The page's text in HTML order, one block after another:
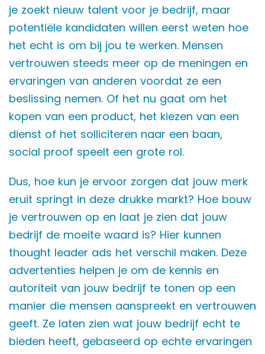
je zoekt nieuw talent voor je bedrijf, maar
potentiële kandidaten willen eerst weten hoe
het echt is om bij jou te werken. Mensen
vertrouwen steeds meer op de meningen en
ervaringen van anderen voordat ze een
beslissing nemen. Of het nu gaat om het
kopen van een product, het kiezen van een
dienst of het solliciteren naar een baan,
social proof speelt een grote rol.
Dus, hoe kun je ervoor zorgen dat jouw merk
eruit springt in deze drukke markt? Hoe bouw
je vertrouwen op en laat je zien dat jouw
bedrijf de moeite waard is? Hier kunnen
thought leader ads het verschil maken. Deze
advertenties helpen je om de kennis en
autoriteit van jouw bedrijf te tonen op een
manier die mensen aanspreekt en vertrouwen
geeft. Ze laten zien wat jouw bedrijf echt te
bieden heeft, gebaseerd op echte ervaringen